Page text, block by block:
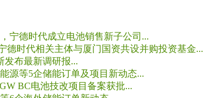
宁德时代成立电池销售新子公司...
德时代相关主体与厦门国资共设并购投资基金...
发布最新调研报...
源等5企储能订单及项目新动态...
BC电池技改项目备案获批...